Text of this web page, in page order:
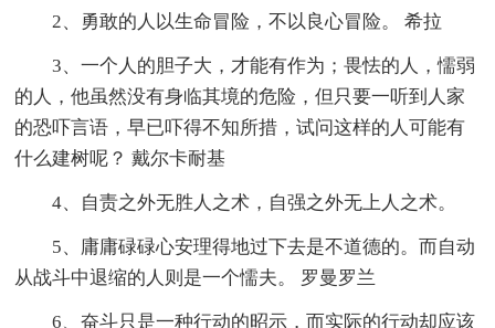
2、勇敢的人以生命冒险，不以良心冒险。 希拉
3、一个人的胆子大，才能有作为；畏怯的人，懦弱
的人，他虽然没有身临其境的危险，但只要一听到人家
的恐吓言语，早已吓得不知所措，试问这样的人可能有
什么建树呢？ 戴尔卡耐基
4、自责之外无胜人之术，自强之外无上人之术。
5、庸庸碌碌心安理得地过下去是不道德的。而自动
从战斗中退缩的人则是一个懦夫。 罗曼罗兰
6、奋斗只是一种行动的昭示，而实际的行动却应该